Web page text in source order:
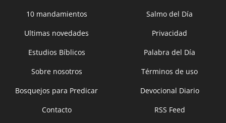
10 mandamientos
Salmo del Día
Ultimas novedades
Privacidad
Estudios Bíblicos
Palabra del Día
Sobre nosotros
Términos de uso
Bosquejos para Predicar
Devocional Diario
Contacto
RSS Feed